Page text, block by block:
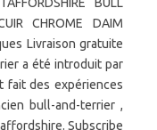
CHROME DAIM
Livraison gratuite
a été introduit par
fait des expériences
bull-and-terrier ,
Subscribe